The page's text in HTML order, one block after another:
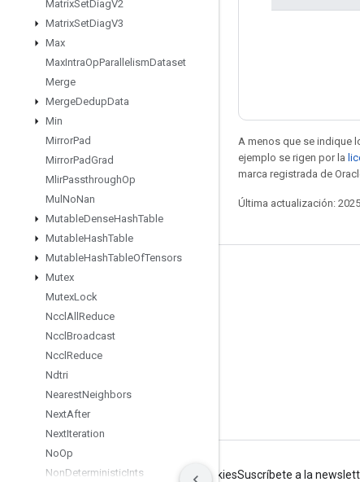
MatrixSetDiagV2
MatrixSetDiagV3
Max
MaxIntraOpParallelismDataset
Merge
MergeDedupData
Min
MirrorPad
MirrorPadGrad
MlirPassthroughOp
Mul NoNan
MutableDenseHashTable
MutableHashTable
MutableHashTableOfTensors
Mutex
MutexLock
Nccl All Reduce
Nccl Broadcast
Nccl Reduce
Ndtri
NearestNeighbors
NextAfter
NextIteration
NoOp
NonDeterministicInts
A menos que se indique
ejemplo se rigen por la
marca registrada de
Última actualización:
Seguir conectado
GitHub
Twitter
Condiciones Privacidad Manage cookiesSuscríbete a la